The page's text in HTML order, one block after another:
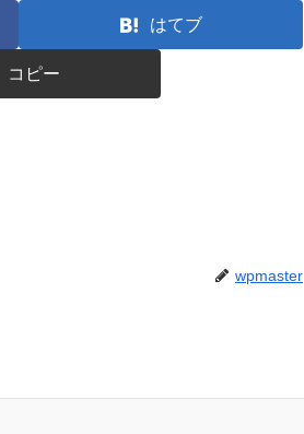
はてブ
コピー
wpmaster